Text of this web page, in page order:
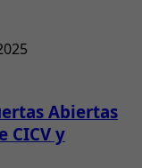
Abiertas
CICV y